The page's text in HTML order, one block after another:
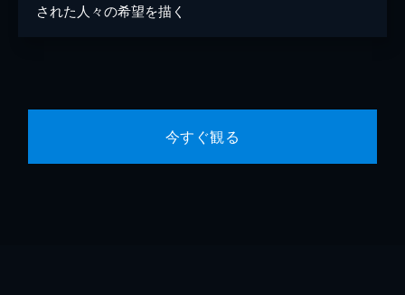
された人々の希望を描く
今すぐ観る